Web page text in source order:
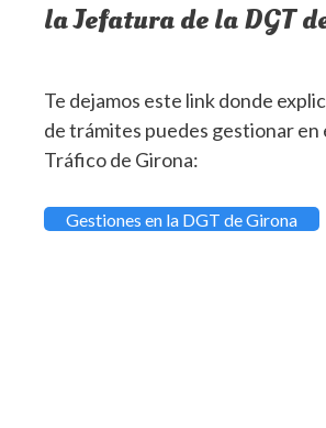
la Jefatura de la DGT
Te dejamos este link donde
de trámites puedes gestionar en
Tráfico de Girona:
Gestiones en la DGT de Girona